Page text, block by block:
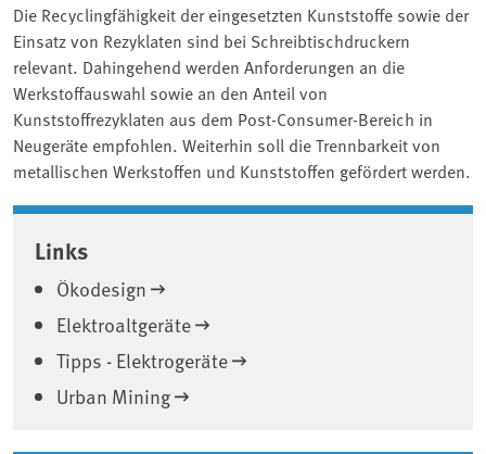
Die Recyclingfähigkeit der eingesetzten Kunststoffe sowie der
Einsatz von Rezyklaten sind bei Schreibtischdruckern
relevant. Dahingehend werden Anforderungen an die
Werkstoffauswahl sowie an den Anteil von
Kunststoffrezyklaten aus dem Post-Consumer-Bereich in
Neugeräte empfohlen. Weiterhin soll die Trennbarkeit von
metallischen Werkstoffen und Kunststoffen gefördert werden.
Associated content
Links
Ökodesign
Elektroaltgeräte
Tipps - Elektrogeräte
Urban Mining